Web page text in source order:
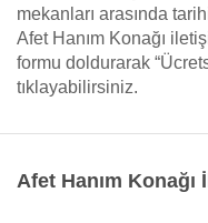
mekanları arasında
Afet Hanım Konağı
formu doldurarak
tıklayabilirsiniz.
Afet Hanım